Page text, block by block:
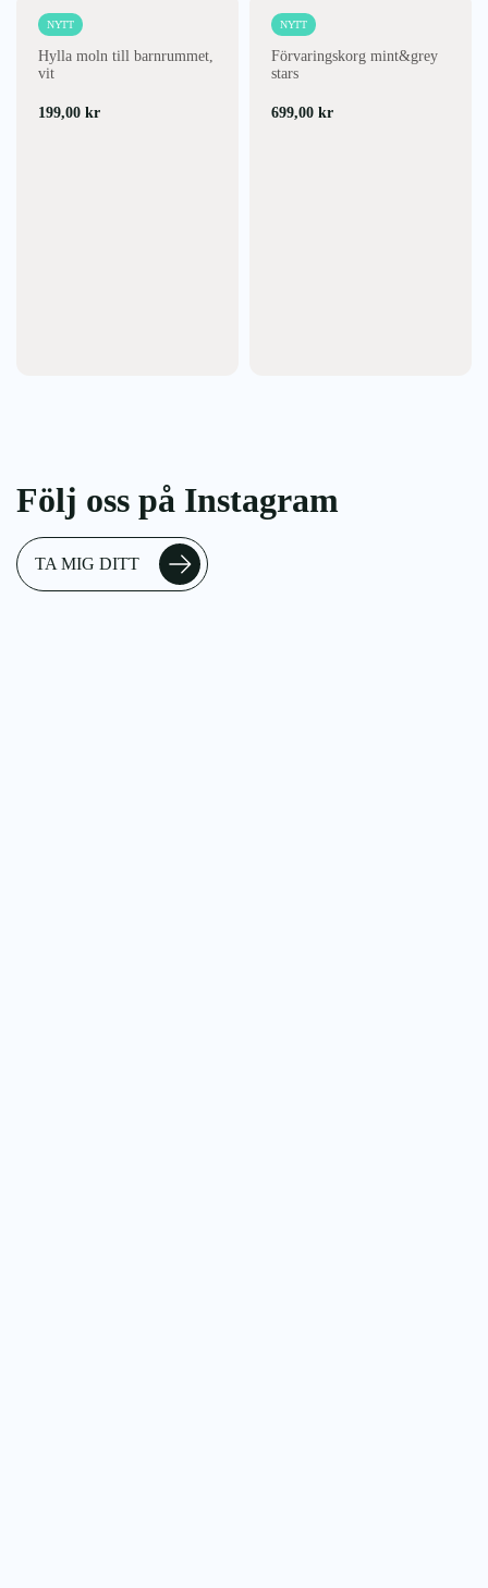
NYTT
Hylla moln till barnrummet,
vit
199,00 kr
NYTT
Förvaringskorg mint&grey
stars
699,00 kr
Följ oss på Instagram
TA MIG DITT